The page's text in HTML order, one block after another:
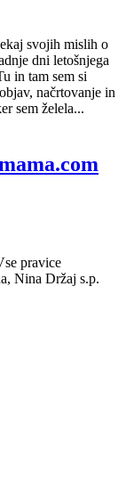
svojih mislih o
dni letošnjega
in tam sem si
načrtovanje in
sem želela...
pravice
Nina Držaj s.p.